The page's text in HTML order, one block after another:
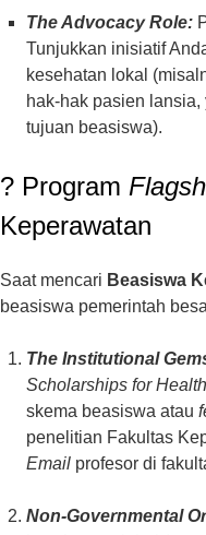
The Advocacy Role:
Tunjukkan inisiatif
kesehatan lokal
hak-hak pasien
tujuan beasiswa).
? Program
Keperawatan
Saat mencari Beasiswa
beasiswa pemerintah
The Institutional
Scholarships for
skema beasiswa atau
penelitian Fakultas
Email profesor di
Non-Governmental